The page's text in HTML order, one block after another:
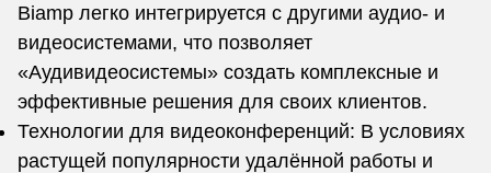
Biamp легко интегрируется с другими аудио- и
видеосистемами, что позволяет
«Аудивидеосистемы» создать комплексные и
эффективные решения для своих клиентов.
Технологии для видеоконференций: В условиях
растущей популярности удалённой работы и